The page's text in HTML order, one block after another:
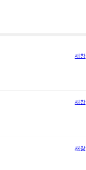
새창
새창
새창